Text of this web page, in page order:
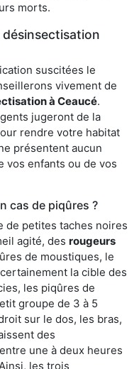
morts.
suscitées le
vivement de
à Ceaucé.
jugeront de la
rendre votre habitat
présentent aucun
vos enfants ou de vos
cas de piqûres ?
de petites taches noires
agité, des rougeurs
de moustiques, le
la cible des
les piqûres de
groupe de 3 à 5
sur le dos, les bras,
des
une à deux heures
les trois